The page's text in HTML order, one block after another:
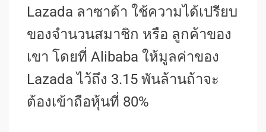
Lazada ลาซาด้า ใช้ความได้เปรียบ
ของจำนวนสมาชิก หรือ ลูกค้าของ
เขา โดยที่ Alibaba ให้มูลค่าของ
Lazada ไว้ถึง 3.15 พันล้านถ้าจะ
ต้องเข้าถือหุ้นที่ 80%